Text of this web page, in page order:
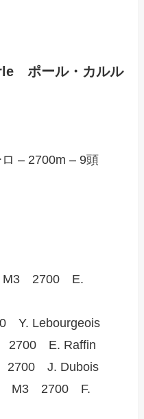
ポール・カルル
– 2700m – 9頭
M3 2700 E.
Y. Lebourgeois
2700 E. Raffin
2700 J. Dubois
M3 2700 F.